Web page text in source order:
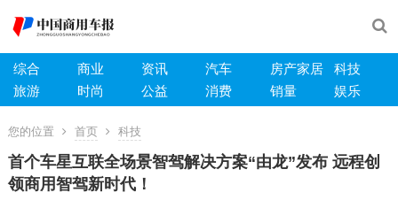
综合 商业 资讯 汽车 房产家居
科技
旅游
时尚 公益 消费 销量 娱乐
您的位置 首页 科技
首个车星互联全场景智驾解决方案“由龙”发布 远程创
领商用智驾新时代！